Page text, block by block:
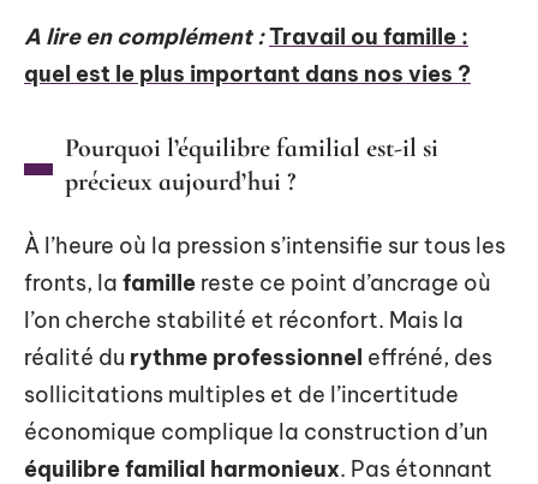
A lire en complément :Travail ou famille :
quel est le plus important dans nos vies ?
Pourquoi l’équilibre familial est-il si
précieux aujourd’hui ?
À l’heure où la pression s’intensifie sur tous les
fronts, la famille reste ce point d’ancrage où
l’on cherche stabilité et réconfort. Mais la
réalité du rythme professionnel effréné, des
sollicitations multiples et de l’incertitude
économique complique la construction d’un
équilibre familial harmonieux. Pas étonnant